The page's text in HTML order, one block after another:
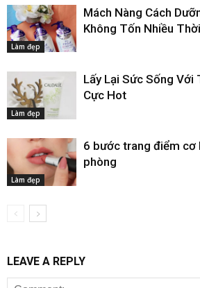
Làm đẹp
Mách Nàng Cách
Không Tốn Nhiều
Làm đẹp
Lấy Lại Sức Sống Với
Cực Hot
Làm đẹp
6 bước trang điểm cơ
phòng
LEAVE A REPLY